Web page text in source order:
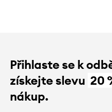
Přihlaste se k
získejte slevu 20
nákup.